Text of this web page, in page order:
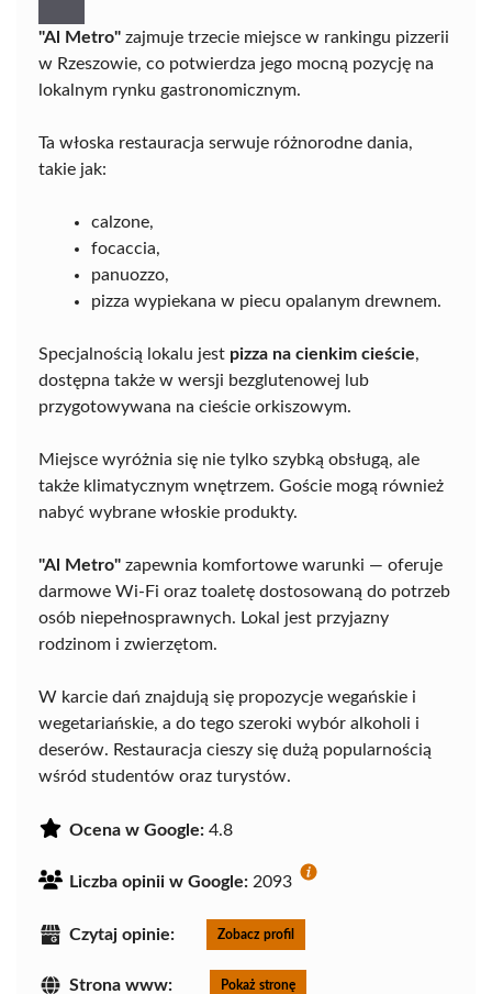
"Al Metro" zajmuje trzecie miejsce w rankingu pizzerii
w Rzeszowie, co potwierdza jego mocną pozycję na
lokalnym rynku gastronomicznym.
Ta włoska restauracja serwuje różnorodne dania,
takie jak:
calzone,
focaccia,
panuozzo,
pizza wypiekana w piecu opalanym drewnem.
Specjalnością lokalu jest pizza na cienkim cieście,
dostępna także w wersji bezglutenowej lub
przygotowywana na cieście orkiszowym.
Miejsce wyróżnia się nie tylko szybką obsługą, ale
także klimatycznym wnętrzem. Goście mogą również
nabyć wybrane włoskie produkty.
"Al Metro" zapewnia komfortowe warunki — oferuje
darmowe Wi-Fi oraz toaletę dostosowaną do potrzeb
osób niepełnosprawnych. Lokal jest przyjazny
rodzinom i zwierzętom.
W karcie dań znajdują się propozycje wegańskie i
wegetariańskie, a do tego szeroki wybór alkoholi i
deserów. Restauracja cieszy się dużą popularnością
wśród studentów oraz turystów.
Ocena w Google: 4.8
Liczba opinii w Google: 2093
Czytaj opinie: Zobacz profil
Strona www: Pokaż stronę